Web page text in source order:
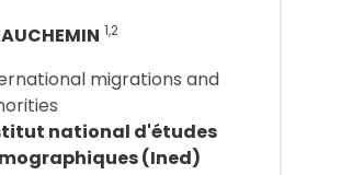
1,2
migrations and
national d'études
(Ined)